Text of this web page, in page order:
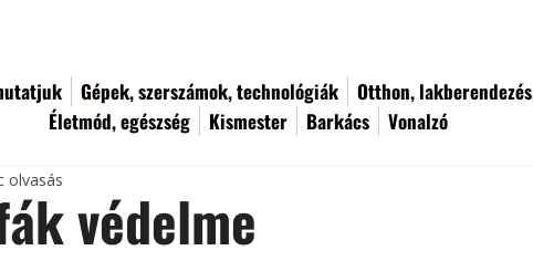
Gépek, szerszámok, technológiák Otthon, lakberendezés
Életmód, egészség
Kismester Barkács Vonalzó
védelme
olvasás